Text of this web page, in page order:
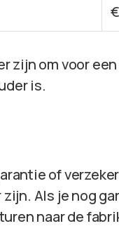
zijn om voor
is.
of
Als je nog
naar de